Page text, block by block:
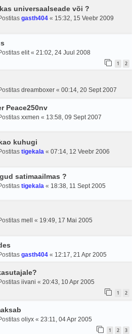
universaalseade või ?
gasth404 « 15:32, 15 Veebr 2009
elit« 21:02, 24 Juul 2008
1 2
dreamboxer « 00:14, 20 Sept 2007
Peace250nv
xxmen « 13:58, 09 Sept 2007
kuhugi
tigekala « 07:14, 12 Veebr 2006
satimaailmas ?
tigekala « 18:38, 11 Sept 2005
mell « 19:49, 17 Mai 2005
gasth404 « 12:17, 21 Apr 2005
iivani « 20:43, 10 Apr 2005
1 2
oliyx « 23:11, 04 Apr 2005
1 2 3